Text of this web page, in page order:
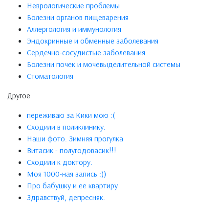
Неврологические проблемы
Болезни органов пищеварения
Аллергология и иммунология
Эндокринные и обменные заболевания
Сердечно-сосудистые заболевания
Болезни почек и мочевыделительной системы
Стоматология
Другое
переживаю за Кики мою :(
Сходили в поликлинику.
Наши фото. Зимняя прогулка
Витасик - полугодовасик!!!
Сходили к доктору.
Моя 1000-ная запись :))
Про бабушку и ее квартиру
Здравствуй, депресняк.